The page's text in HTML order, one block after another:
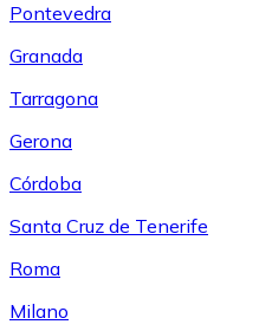
Pontevedra
Granada
Tarragona
Gerona
Córdoba
Santa Cruz de Tenerife
Roma
Milano